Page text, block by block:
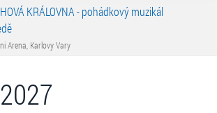
KRÁLOVNA - pohádkový muzikál
Arena, Karlovy Vary